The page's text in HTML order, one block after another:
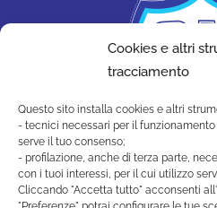
Cookies e altri
tracciamento
Questo sito installa cookies e altri
- tecnici necessari per il
serve il tuo consenso;
- profilazione, anche di terza parte,
con i tuoi interessi, per il cui utilizzo
Cliccando "Accetta tutto" acconsenti